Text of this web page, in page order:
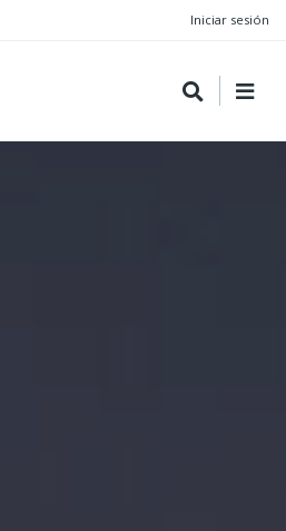
Iniciar sesión